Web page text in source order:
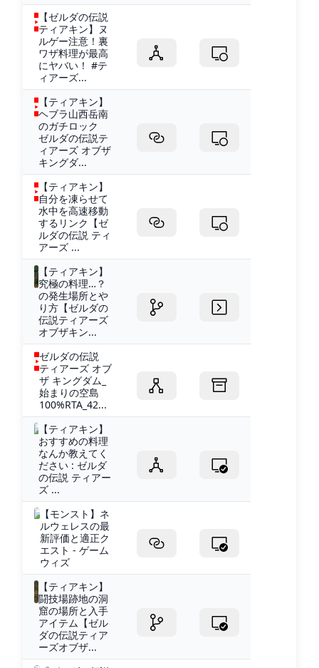
【ゼルダの伝説
ティアキン】ヌ
ルゲー注意！裏
ワザ料理が最高
にヤバい！ #テ
ィアーズ...
【ティアキン】
ヘブラ山西岳南
のガチロック
ゼルダの伝説テ
ィアーズ オブザ
キングダ...
【ティアキン】
自分を凍らせて
水中を高速移動
するリンク【ゼ
ルダの伝説 ティ
アーズ ...
【ティアキン】
究極の料理…？
の発生場所とや
り方【ゼルダの
伝説ティアーズ
オブザキン...
ゼルダの伝説
ティアーズ オブ
ザ キングダム_
始まりの空島
100%RTA_42...
【ティアキン】
おすすめの料理
なんか教えてく
ださい : ゼルダ
の伝説 ティアー
ズ ...
【モンスト】ネ
ルウェレスの最
新評価と適正ク
エスト - ゲーム
ウィズ
【ティアキン】
闘技場跡地の洞
窟の場所と入手
アイテム【ゼル
ダの伝説ティア
ーズオブザ...